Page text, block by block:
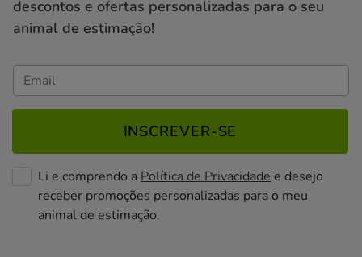
descontos e ofertas personalizadas para o seu
animal de estimação!
INSCREVER-SE
Li e comprendo a Política de Privacidade e desejo
receber promoções personalizadas para o meu
animal de estimação.